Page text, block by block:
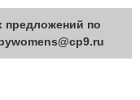
весь мир
по